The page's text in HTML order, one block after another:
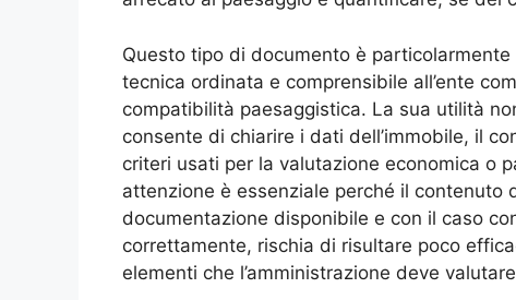
Questo tipo di documento è
tecnica ordinata e comprensibile all’ente
compatibilità paesaggistica. La sua utilità
consente di chiarire i dati dell’immobile, il
criteri usati per la valutazione economica o
attenzione è essenziale perché il contenuto
documentazione disponibile e con il caso
correttamente, rischia di risultare poco
elementi che l’amministrazione deve